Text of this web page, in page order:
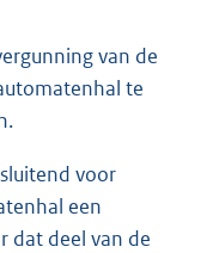
van de
te
voor
een
dat deel van de